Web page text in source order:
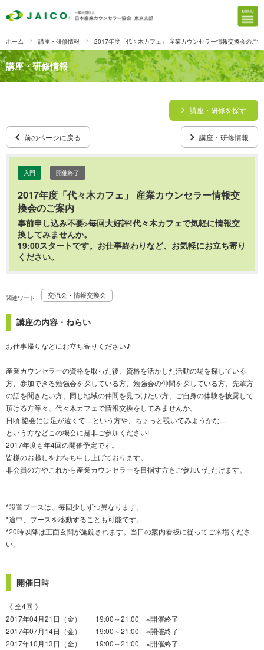
ホーム 講座・研修情報 2017年度「代々木カフェ」 産業カウンセラー情報交換会のご
講座・研修情報
前のページに戻る 講座・研修情報
講座・研修を探す
入門 開催終了
2017年度「代々木カフェ」 産業カウンセラー情報交
換会のご案内
事前申し込み不要>毎回大好評!代々木カフェで気軽に情報交
換してみませんか。
19:00スタートです。お仕事終わりなど、お気軽にお立ち寄り
ください。
関連ワード 交流会・情報交換会
講座の内容・ねらい
お仕事帰りなどにお立ち寄りください♪
産業カウンセラーの資格を取った後、資格を活かした活動の場を探している
方、参加できる勉強会を探している方、勉強会の仲間を探している方、先輩方
の話を聞きたい方、同じ地域の仲間を見つけたい方、ご自身の体験を披露して
頂ける方等々、代々木カフェで情報交換をしてみませんか。
日頃 協会には足が遠くて…という方や、ちょっと覗いてみようかな…
という方などこの機会に是非ご参加ください!
2017年度も年4回の開催予定です。
皆様のお越しをお待ち申し上げております。
非会員の方やこれから産業カウンセラーを目指す方もご参加いただけます。
*設置ブースは、毎回少しずつ異なります。
*途中、ブースを移動することも可能です。
*20時以降は正面玄関が施錠されます。当日の案内看板に従ってご来場くださ
い。
開催日時
《 全4回 》
2017年04月21日（金） 19:00～21:00 ※開催終了
2017年07月14日（金） 19:00～21:00 ※開催終了
2017年10月13日（金） 19:00～21:00 ※開催終了